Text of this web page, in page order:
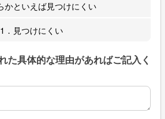
かといえば見つけにくい
1．見つけにくい
た具体的な理由があればご記入く
た具体的な理由があればご記入くだ